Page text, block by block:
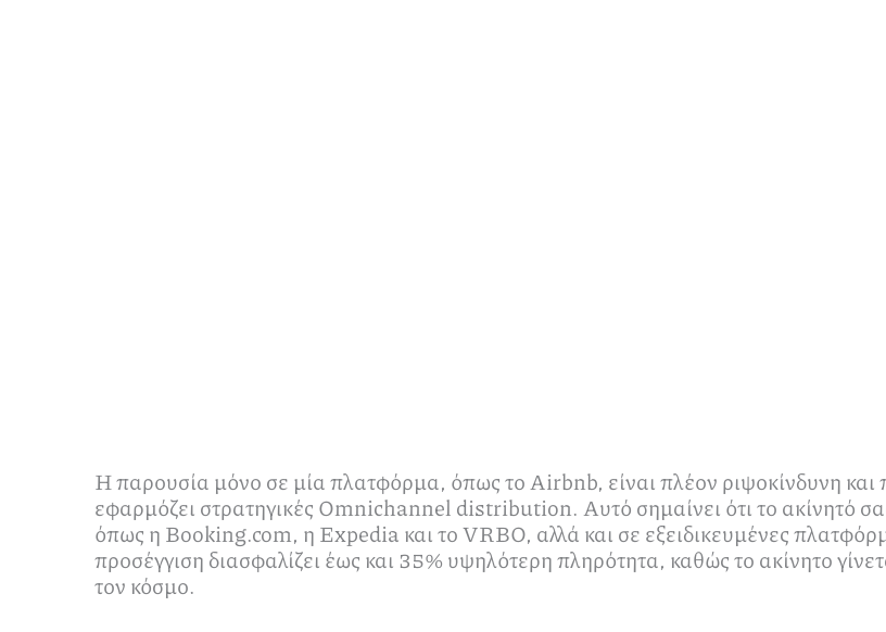
Η παρουσία μόνο σε μία πλατφόρμα, όπως το Airbnb, είναι πλέον ριψοκίνδυνη και
εφαρμόζει στρατηγικές Omnichannel distribution. Αυτό σημαίνει ότι το ακίνητό
όπως η Booking.com, η Expedia και το VRBO, αλλά και σε εξειδικευμένες
προσέγγιση διασφαλίζει έως και 35% υψηλότερη πληρότητα, καθώς το ακίνητο
τον κόσμο.